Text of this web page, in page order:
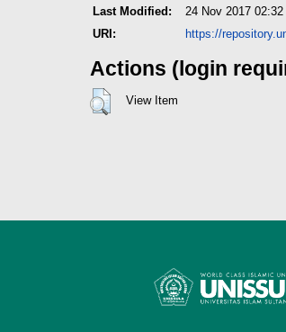
Last Modified:
24 Nov 2017 02:32
URI:
https://
Actions (login
View Item